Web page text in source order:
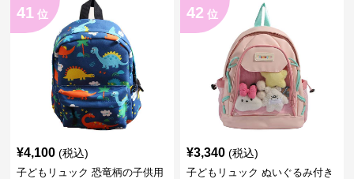
41 位
¥4,100 (税込)
子どもリュック 恐竜柄の子供用
42 位
¥3,340 (税込)
子どもリュック ぬいぐるみ付き